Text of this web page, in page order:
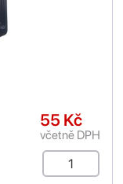
55 Kč
včetně DPH